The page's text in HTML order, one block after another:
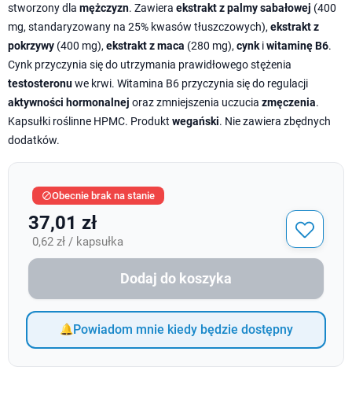
stworzony dla mężczyzn. Zawiera ekstrakt z palmy sabałowej (400
mg, standaryzowany na 25% kwasów tłuszczowych), ekstrakt z
pokrzywy (400 mg), ekstrakt z maca (280 mg), cynk iwitaminę B6.
Cynk przyczynia się do utrzymania prawidłowego stężenia
testosteronuwe krwi. Witamina B6 przyczynia się do regulacji
aktywności hormonalnej oraz zmniejszenia uczucia zmęczenia.
Kapsułki roślinne HPMC. Produkt wegański. Nie zawiera zbędnych
dodatków.
Obecnie brak na stanie
37,01 zł
0,62 zł / kapsułka
Dodaj do koszyka
Powiadom mnie kiedy będzie dostępny